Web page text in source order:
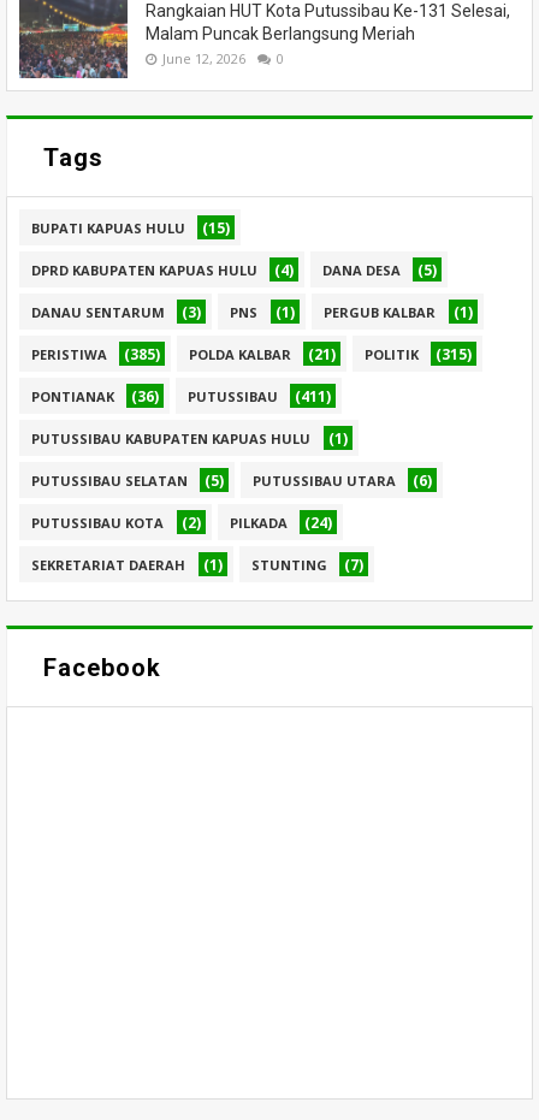
Rangkaian HUT Kota Putussibau Ke-131 Selesai,
Malam Puncak Berlangsung Meriah
June 12, 2026 0
Tags
BUPATI KAPUAS HULU (15)
DPRD KABUPATEN KAPUAS HULU (4) DANA DESA (5)
DANAU SENTARUM (3) PNS (1) PERGUB KALBAR (1)
PERISTIWA (385) POLDA KALBAR (21) POLITIK (315)
PONTIANAK (36) PUTUSSIBAU (411)
PUTUSSIBAU KABUPATEN KAPUAS HULU (1)
PUTUSSIBAU SELATAN (5) PUTUSSIBAU UTARA (6)
PUTUSSIBAU KOTA (2) PILKADA (24)
SEKRETARIAT DAERAH (1) STUNTING (7)
Facebook